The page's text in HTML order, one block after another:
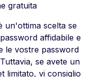
gratuita
un'ottima scelta se
affidabile e
le vostre password
se avete un
limitato, vi consiglio